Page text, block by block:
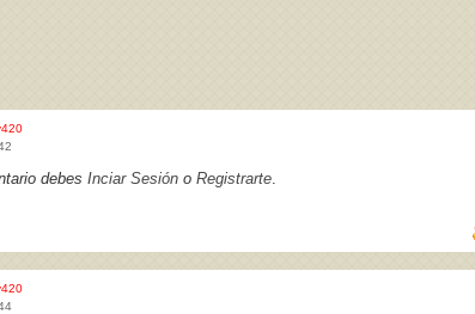
debes Inciar Sesión o Registrarte.